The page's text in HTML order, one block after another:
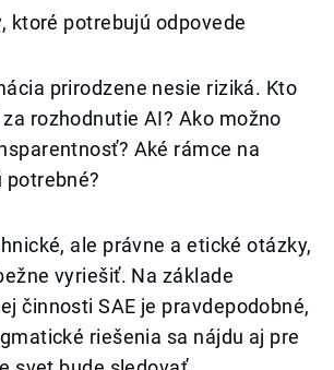
ktoré potrebujú odpovede
prirodzene nesie riziká. Kto
rozhodnutie AI? Ako možno
Aké rámce na
potrebné?
ale právne a etické otázky,
vyriešiť. Na základe
činnosti SAE je pravdepodobné,
riešenia sa nájdu aj pre